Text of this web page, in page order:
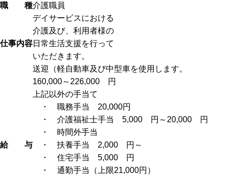
職 種介護職員
仕事内容
デイサービスにおける
介護及び、利用者様の
日常生活支援を行って
いただきます。
送迎（軽自動車及び中型車を使用します。
給 与
160,000～226,000 円
上記以外の手当て
・ 職務手当 20,000円
・ 介護福祉士手当 5,000 円～20,000 円
・ 時間外手当
・ 扶養手当 2,000 円～
・ 住宅手当 5,000 円
・ 通勤手当（上限21,000円）